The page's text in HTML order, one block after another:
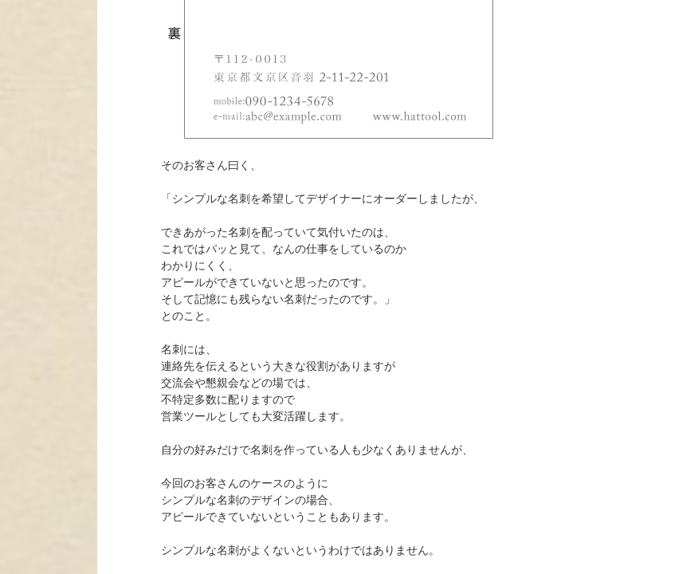
そのお客さん曰く、
「シンプルな名刺を希望してデザイナーにオーダーしましたが、
できあがった名刺を配っていて気付いたのは、
これではパッと見て、なんの仕事をしているのか
わかりにくく、
アピールができていないと思ったのです。
そして記憶にも残らない名刺だったのです。」
とのこと。
名刺には、
連絡先を伝えるという大きな役割がありますが
交流会や懇親会などの場では、
不特定多数に配りますので
営業ツールとしても大変活躍します。
自分の好みだけで名刺を作っている人も少なくありませんが、
今回のお客さんのケースのように
シンプルな名刺のデザインの場合、
アピールできていないということもあります。
シンプルな名刺がよくないというわけではありません。